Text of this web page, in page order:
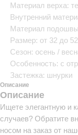
Материал верха:
Внутренний
Материал
Размер: от 32 до 52
Сезон: осень /
Особенность: с
Застежка: шнурки
Описание
Описание
Ищете элегантную и
случаев? Обратите
носом на заказ от